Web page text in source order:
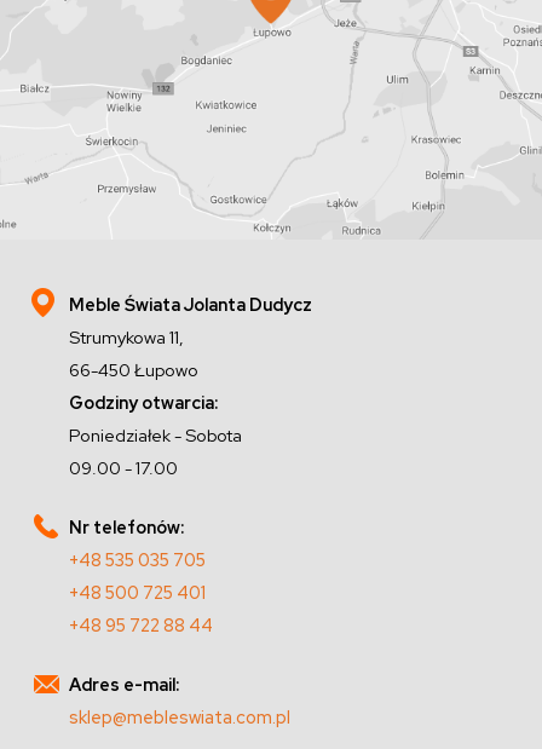
Meble Świata Jolanta Dudycz
Strumykowa 11,
66-450 Łupowo
Godziny otwarcia:
Poniedziałek - Sobota
09.00 - 17.00
Nr telefonów:
+48 535 035 705
+48 500 725 401
+48 95 722 88 44
Adres e-mail:
sklep@mebleswiata.com.pl